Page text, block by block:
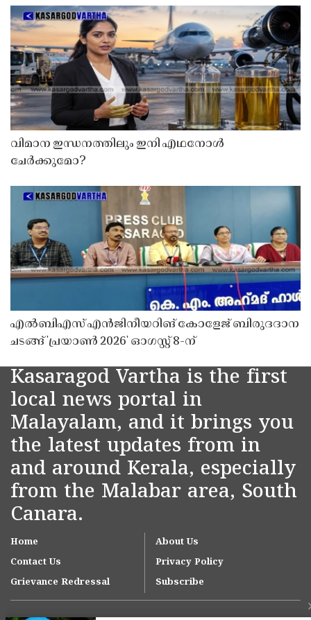
വിമാന ഇന്ധനത്തിലും ഇനി എഥനോൾ
ചേർക്കുമോ?
എൽബിഎസ് എൻജിനീയറിങ് കോളേജ് ബിരുദദാന
ചടങ്ങ് 'പ്രയാൺ 2026' ഓഗസ്റ്റ് 8-ന്
Kasaragod Vartha is the first
local news portal in
Malayalam, and it brings you
the latest updates from in
and around Kerala, especially
from the Malabar area, South
Canara.
Home
About Us
Contact Us
Privacy Policy
Grievance Redressal
Subscribe